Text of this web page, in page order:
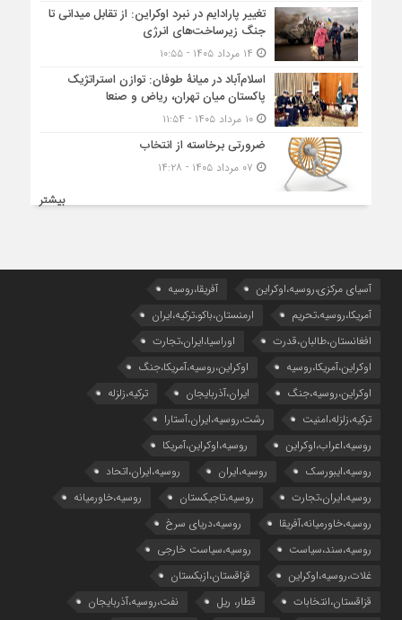
تغییر پارادایم در نبرد اوکراین: از تقابل میدانی تا
جنگ زیرساخت‌های انرژی
اسلام‌آباد در میانۀ طوفان: توازن استراتژیک
پاکستان میان تهران، ریاض و صنعا
۱۰ مرداد ۱۴۰۵ - ۱۱:۵۴
ضرورتی برخاسته از انتخاب
بیشتر
آسیای مرکزی،روسیه،اوکراین
آفریقا،روسیه
آمریکا،روسیه،تحریم
ارمنستان،باکو،ترکیه،ایران
افغانستان،طالبان،قدرت
اوراسیا،ایران،تجارت
اوکراین،آمریکا،روسیه
اوکراین،روسیه،آمریکا،جنگ
اوکراین،روسیه،جنگ
ایران،آذربایجان
ترکیه،زلزله
ترکیه،زلزله،امنیت
رشت،روسیه،ایران،آستارا
روسیه،اعراب،اوکراین
روسیه،اوکراین،آمریکا
روسیه،ایبورسک
روسیه،ایران
روسیه،ایران،اتحاد
روسیه،ایران،تجارت
روسیه،تاجیکستان
روسیه،خاورمیانه
روسیه،خاورمیانه،آفریقا
روسیه،دریای سرخ
روسیه،سند،سیاست
روسیه،سیاست خارجی
غلات،روسیه،اوکراین
قزاقستان،ازبکستان
قزاقستان،انتخابات
قطار، ریل
نفت،روسیه،آذربایجان